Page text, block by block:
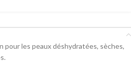
pour les peaux déshydratées, sèches,